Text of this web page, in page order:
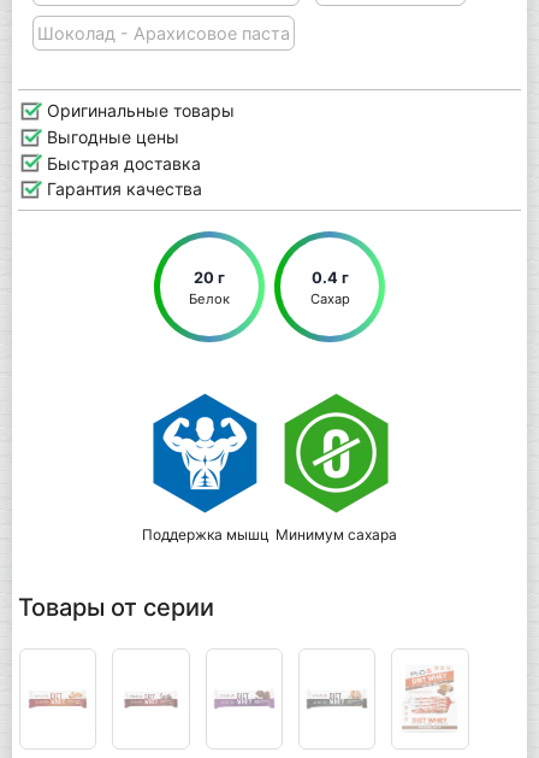
Шоколад - Арахисовое паста
Оригинальные товары
Выгодные цены
Быстрая доставка
Гарантия качества
20 г
Белок
0.4 г
Сахар
Поддержка мышц Минимум сахара
Товары от серии